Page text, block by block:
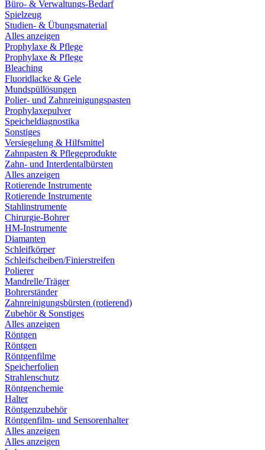
Büro- & Verwaltungs-Bedarf
Spielzeug
Studien- & Übungsmaterial
Alles anzeigen
Prophylaxe & Pflege
Prophylaxe & Pflege
Bleaching
Fluoridlacke & Gele
Mundspüllösungen
Polier- und Zahnreinigungspasten
Prophylaxepulver
Speicheldiagnostika
Sonstiges
Versiegelung & Hilfsmittel
Zahnpasten & Pflegeprodukte
Zahn- und Interdentalbürsten
Alles anzeigen
Rotierende Instrumente
Rotierende Instrumente
Stahlinstrumente
Chirurgie-Bohrer
HM-Instrumente
Diamanten
Schleifkörper
Schleifscheiben/Finierstreifen
Polierer
Mandrelle/Träger
Bohrerständer
Zahnreinigungsbürsten (rotierend)
Zubehör & Sonstiges
Alles anzeigen
Röntgen
Röntgen
Röntgenfilme
Speicherfolien
Strahlenschutz
Röntgenchemie
Halter
Röntgenzubehör
Röntgenfilm- und Sensorenhalter
Alles anzeigen
Alles anzeigen